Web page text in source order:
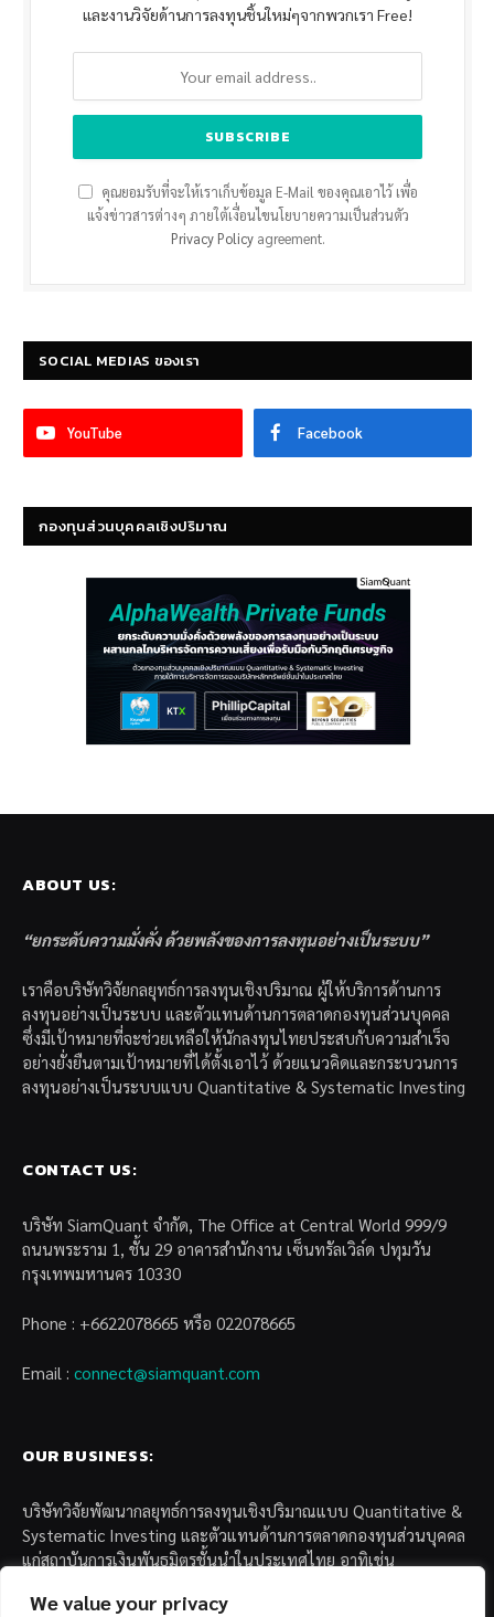
We value your privacy
และงานวิจัยด้านการลงทุนชิ้นใหม่ๆจากพวกเรา Free!
คุณยอมรับที่จะให้เราเก็บข้อมูล E-Mail ของคุณเอาไว้ เพื่อ
แจ้งข่าวสารต่างๆ ภายใต้เงื่อนไขนโยบายความเป็นส่วนตัว
Privacy Policyagreement.
SOCIAL MEDIAS ของเรา
YouTube Facebook
กองทุนส่วนบุคคลเชิงปริมาณ
ABOUT US:
“ยกระดับความมั่งคั่ง ด้วยพลังของการลงทุนอย่างเป็นระบบ”
เราคือบริษัทวิจัยกลยุทธ์การลงทุนเชิงปริมาณ ผู้ให้บริการด้านการ
ลงทุนอย่างเป็นระบบ และตัวแทนด้านการตลาดกองทุนส่วนบุคคล
ซึ่งมีเป้าหมายที่จะช่วยเหลือให้นักลงทุนไทยประสบกับความสำเร็จ
อย่างยั่งยืนตามเป้าหมายที่ได้ตั้งเอาไว้ ด้วยแนวคิดและกระบวนการ
ลงทุนอย่างเป็นระบบแบบ Quantitative & Systematic Investing
CONTACT US:
บริษัท SiamQuant จำกัด, The Office at Central World 999/9
ถนนพระราม 1, ชั้น 29 อาคารสำนักงาน เซ็นทรัลเวิล์ด ปทุมวัน
กรุงเทพมหานคร 10330
Phone : +6622078665 หรือ 022078665
Email : connect@siamquant.com
OUR BUSINESS:
บริษัทวิจัยพัฒนากลยุทธ์การลงทุนเชิงปริมาณแบบ Quantitative &
Systematic Investing และตัวแทนด้านการตลาดกองทุนส่วนบุคคล
แก่สถาบันการเงินพันธมิตรชั้นนำในประเทศไทย อาทิเช่น
– บล. กรุงไทย เอ็กซ์สปริง จำกัด